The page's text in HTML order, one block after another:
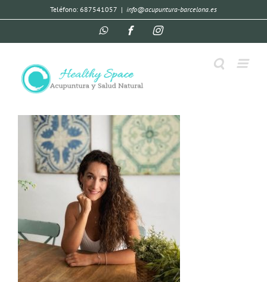
Teléfono: 687541057 | info@acupuntura-barcelona.es